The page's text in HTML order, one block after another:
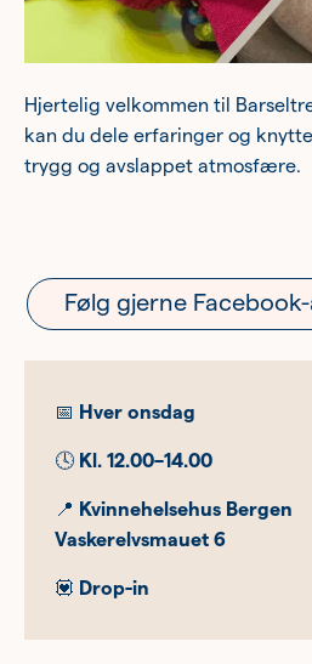
Siste nytt
Samarbeid
Våre ideelle virksomheter
Hjertelig velkommen til
kan du dele erfaringer og
trygg og avslappet atmosfære.
Følg gjerne
📅 Hver onsdag
🕓 Kl. 12.00–14.00
📍 Kvinnehelsehus Bergen
Vaskerelvsmauet 6
💟 Drop-in